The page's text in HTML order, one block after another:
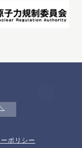
ポリシー